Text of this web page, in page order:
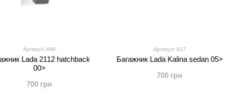
Артикул: А49
Lada 2112 hatchback
00>
700 грн
Артикул: A17
Багажник Lada Kalina sedan 05>
700 грн